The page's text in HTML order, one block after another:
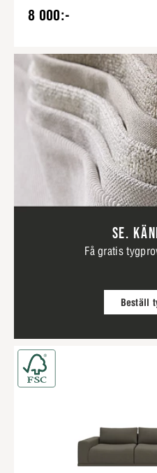
8 000:-
SE.
Få gratis
Beställ